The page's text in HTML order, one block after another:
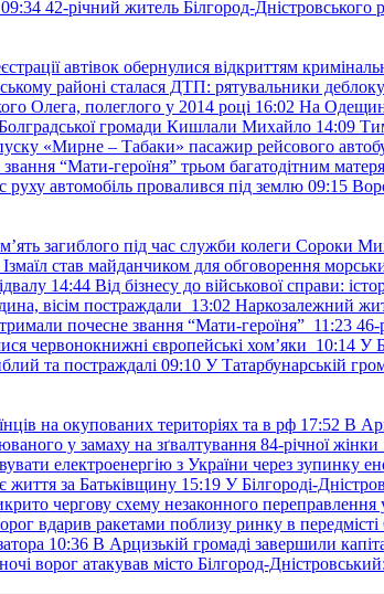
09:34 42-річний житель Білгород-Дністровського
автівок обернулися відкриттям
районі сталася ДТП: рятувальники
Олега, полеглого у 2014 році 16:02 На
громади Кишлали Михайло 14:09
«Мирне – Табаки» пасажир рейсового
“Мати-героїня” трьом багатодітним
руху автомобіль провалився під землю 09:15
загиблого під час служби колеги Сороки
Ізмаїл став майданчиком для обговорення
14:44 Від бізнесу до військової справи:
вісім постраждали 13:02 Наркозалежний
почесне звання “Мати-героїня” 11:23 46-
червонокнижні європейські хом’яки 10:14 У
та постраждалі 09:10 У Татарбунарській
на окупованих територіях та в рф 17:52 В
у замаху на зґвалтування 84-річної жінки
електроенергію з України через зупинку
життя за Батьківщину 15:19 У Білгороді-
чергову схему незаконного переправлення
вдарив ракетами поблизу ринку в
10:36 В Арцизькій громаді завершили
ворог атакував місто Білгород-